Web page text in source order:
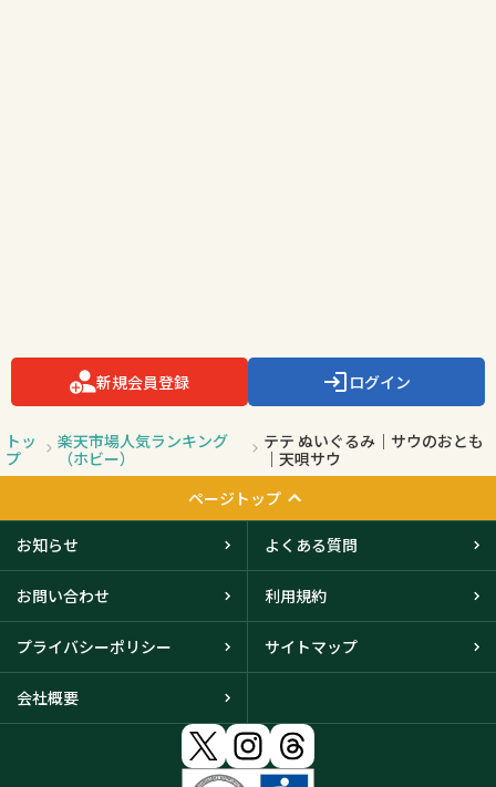
新規会員登録 ログイン
トッ
プ
楽天市場人気ランキング
（ホビー）
テテ ぬいぐるみ｜サウのおとも
｜天唄サウ
ページトップ
お知らせ よくある質問
お問い合わせ 利用規約
プライバシーポリシー サイトマップ
会社概要